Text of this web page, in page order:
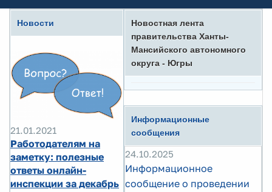
Новости
21.01.2021
Работодателям на
заметку: полезные
ответы онлайн-
инспекции за декабрь
Новостная лента
правительства Ханты-
Мансийского автономного
округа - Югры
Информационные
сообщения
24.10.2025
Информационное
сообщение о проведении